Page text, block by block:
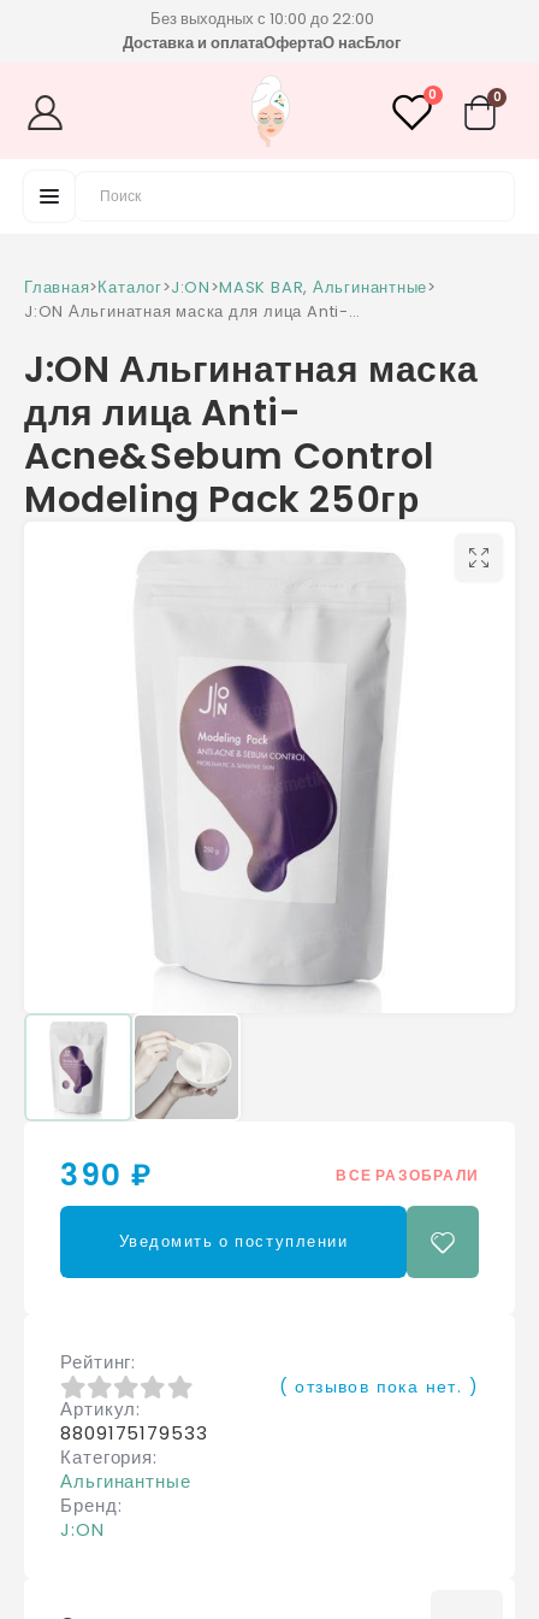
Без выходных с 10:00 до 22:00
Доставка и оплатаОфертаО насБлог
0 0
Главная>Каталог>J:ON>MASK BAR, Альгинантные>
J:ON Альгинатная маска для лица Anti-
J:ON Альгинатная маска
для лица Anti-
Acne&Sebum Control
Modeling Pack 250гр
390 ₽ ВСЕ РАЗОБРАЛИ
Уведомить о поступлении
Рейтинг
0из 5
( отзывов пока нет. )
Артикул
8809175179533
Категория
Альгинантные
Бренд
J:ON